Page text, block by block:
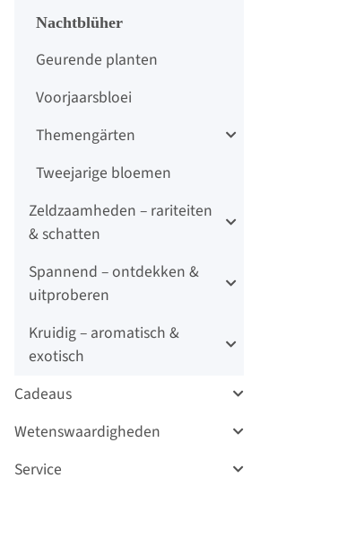
Nachtblüher
Geurende planten
Voorjaarsbloei
Themengärten
Tweejarige bloemen
Zeldzaamheden – rariteiten
& schatten
Spannend – ontdekken &
uitproberen
Kruidig – aromatisch &
exotisch
Cadeaus
Wetenswaardigheden
Service